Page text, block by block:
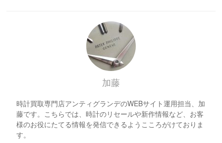
加藤
時計買取専門店アンティグランデのWEBサイト運用担当、加
藤です。こちらでは、時計のリセールや新作情報など、お客
様のお役にたてる情報を発信できるようこころがけておりま
す。